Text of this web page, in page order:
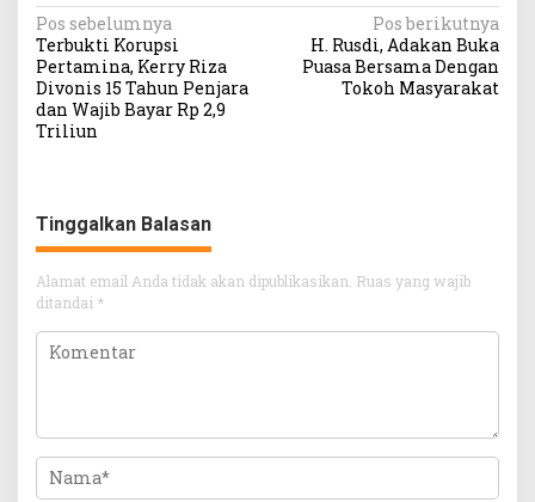
Navigasi
pos
Pos sebelumnya
Terbukti Korupsi
Pertamina, Kerry Riza
Divonis 15 Tahun Penjara
dan Wajib Bayar Rp 2,9
Triliun
Pos berikutnya
H. Rusdi, Adakan Buka
Puasa Bersama Dengan
Tokoh Masyarakat
Tinggalkan Balasan
Alamat email Anda tidak akan dipublikasikan. Ruas yang wajib
ditandai *